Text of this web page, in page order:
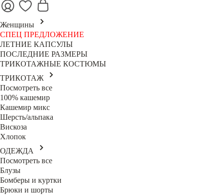
Женщины
СПЕЦ ПРЕДЛОЖЕНИЕ
ЛЕТНИЕ КАПСУЛЫ
ПОСЛЕДНИЕ РАЗМЕРЫ
ТРИКОТАЖНЫЕ КОСТЮМЫ
ТРИКОТАЖ
Посмотреть все
100% кашемир
Кашемир микс
Шерсть/альпака
Вискоза
Хлопок
ОДЕЖДА
Посмотреть все
Блузы
Бомберы и куртки
Брюки и шорты